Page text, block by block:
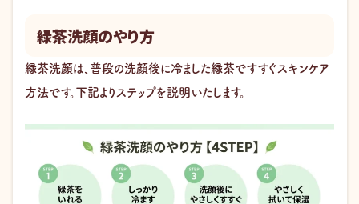
緑茶洗顔のやり方
緑茶洗顔は、普段の洗顔後に冷ました緑茶ですすぐスキンケア
方法です。下記よりステップを説明いたします。